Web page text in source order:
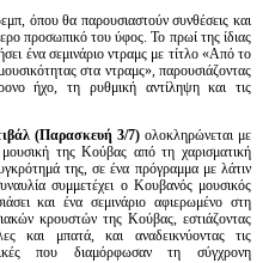
όπου θα παρουσιαστούν συνθέσεις και
προσωπικό του ύφος. Το πρωί της ίδιας
ένα σεμινάριο ντραμς με τίτλο «Από το
στα ντραμς»,παρουσιάζοντας
ήχο, τη ρυθμική αντίληψη και τις
(Παρασκευή 3/7) ολοκληρώνεται με
της Κούβας από τη χαρισματική
της, σε ένα πρόγραμμα με λάτιν
συμμετέχει ο Κουβανός μουσικός
και ένα σεμινάριο αφιερωμένο στη
κρουστών της Κούβας, εστιάζοντας
και μπατά, και αναδεικνύοντας τις
που διαμόρφωσαν τη σύγχρονη